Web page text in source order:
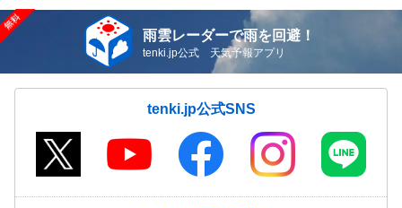
雨雲レーダーで雨を回避！
tenki.jp公式 天気予報アプリ
tenki.jp公式SNS